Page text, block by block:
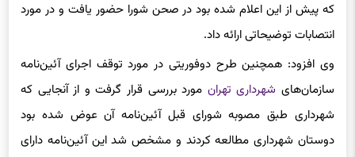
انتصابات توضیحاتی ارائه داد.
وی افزود: همچنین طرح دوفوریتی در مورد توقف اجرای آئین‌نامه
سازمان‌هایشهرداری تهرانمورد بررسی قرار گرفت و از آنجایی که
شهرداری طبق مصوبه شورای قبل آئین‌نامه آن عوض شده بود
دوستان شهرداری مطالعه کردند و مشخص شد این آئین‌نامه دارای
اشکالات است لذا دستور توقفآن راداشتند که اجرا نشود و دو